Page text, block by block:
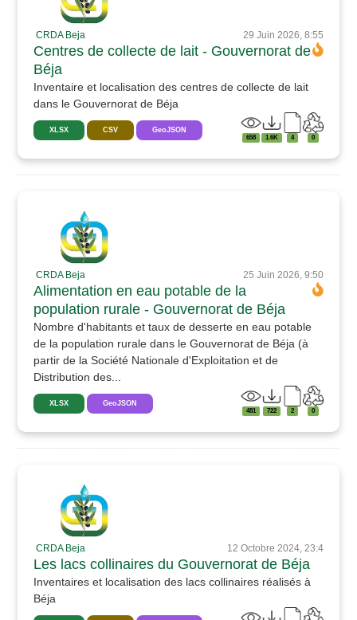
CRDA Beja 29 Juin 2026, 8:55
Centres de collecte de lait - Gouvernorat de
Béja
Inventaire et localisation des centres de collecte de lait
dans le Gouvernorat de Béja
XLSX CSV GeoJSON
658 1.6K 4 0
CRDA Beja 25 Juin 2026, 9:50
Alimentation en eau potable de la
population rurale - Gouvernorat de Béja
Nombre d'habitants et taux de desserte en eau potable
de la population rurale dans le Gouvernorat de Béja (à
partir de la Société Nationale d'Exploitation et de
Distribution des...
XLSX GeoJSON
481 722 2 0
CRDA Beja 12 Octobre 2024, 23:4
Les lacs collinaires du Gouvernorat de Béja
Inventaires et localisation des lacs collinaires réalisés à
Béja